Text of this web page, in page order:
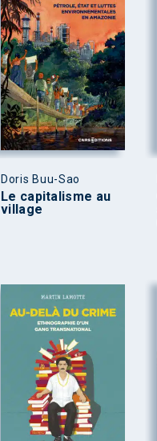
Doris Buu-Sao
Le capitalisme au
village